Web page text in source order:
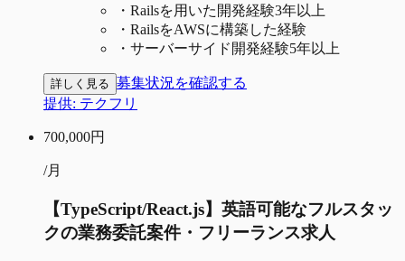
・ Railsを用いた開発経験3年以上
・ RailsをAWSに構築した経験
・ サーバーサイド開発経験5年以上
詳しく見る 募集状況を確認する
提供: テクフリ
700,000円
/月
【TypeScript/React.js】英語可能なフルスタッ
クの業務委託案件・フリーランス求人